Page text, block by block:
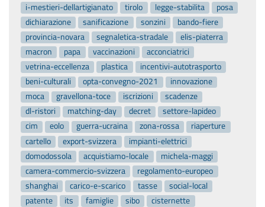
i-mestieri-dellartigianato
tirolo legge-stabilita
posa
dichiarazione
sanificazione sonzini
bando-fiere
provincia-novara
segnaletica-stradale
elis-piaterra
macron
papa vaccinazioni
acconciatrici
vetrina-eccellenza
plastica
incentivi-autotrasporto
beni-culturali
opta-convegno-2021
innovazione
moca
gravellona-toce iscrizioni
scadenze
dl-ristori
matching-day decret
settore-lapideo
cim
eolo guerra-ucraina zona-rossa
riaperture
cartello
export-svizzera
impianti-elettrici
domodossola
acquistiamo-locale
michela-maggi
camera-commercio-svizzera
regolamento-europeo
shanghai
carico-e-scarico tasse
social-local
patente
its famiglie sibo
cisternette